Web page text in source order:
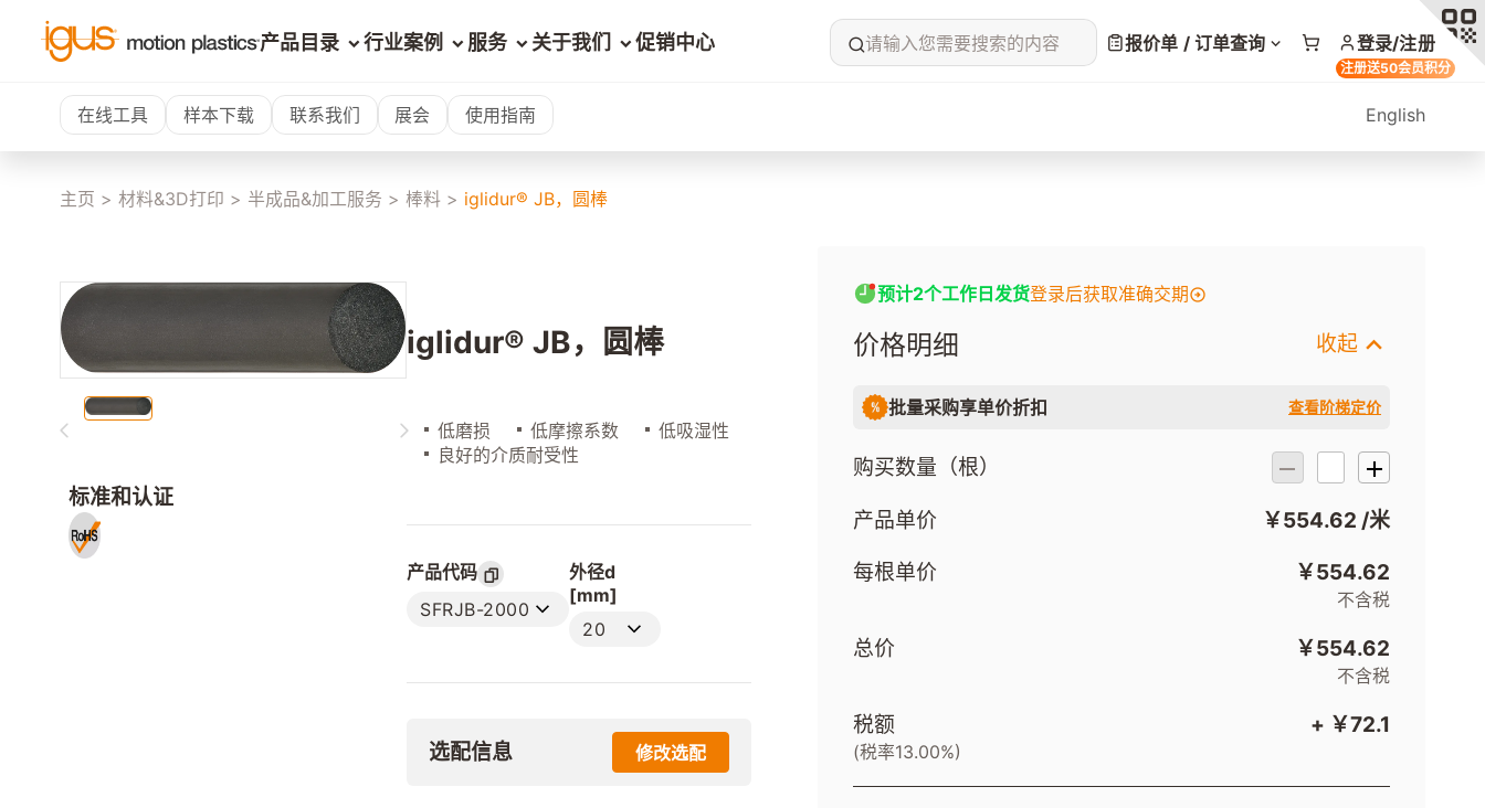
产品目录 行业案例 服务 关于我们 促销中心 请输入您需要搜索的内容 报价单 / 订单查询 登录/注册
注册送50会员积分
在线工具 样本下载 联系我们 展会 使用指南 English
主页 > 材料&3D打印 > 半成品&加工服务 > 棒料 > iglidur® JB，圆棒
标准和认证
iglidur® JB，圆棒
低磨损 低摩擦系数
低吸湿性
良好的介质耐受性
产品代码
SFRJB-2000
外径d
[mm]
20
选配信息 修改选配
预计2个工作日发货登录后获取准确交期
价格明细 收起
批量采购享单价折扣 查看阶梯定价
购买数量（根）
产品单价 ￥554.62 /米
每根单价 ￥554.62
不含税
总价 ￥554.62
不含税
税额
(税率13.00%)
+ ￥72.1